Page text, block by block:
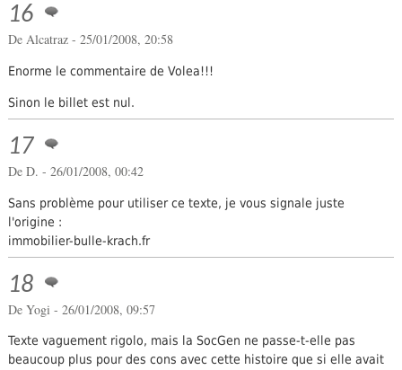
16
De Alcatraz - 25/01/2008, 20:58
Enorme le commentaire de Volea!!!
Sinon le billet est nul.
17
De D. - 26/01/2008, 00:42
Sans problème pour utiliser ce texte, je vous signale juste
l'origine :
immobilier-bulle-krach.fr
18
De Yogi - 26/01/2008, 09:57
Texte vaguement rigolo, mais la SocGen ne passe-t-elle pas
beaucoup plus pour des cons avec cette histoire que si elle avait